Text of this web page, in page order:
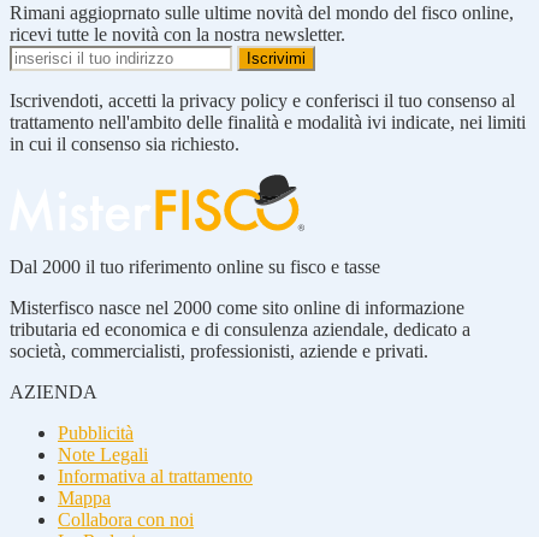
Rimani aggioprnato sulle ultime novità del mondo del fisco online,
ricevi tutte le novità con la nostra newsletter.
Iscrivendoti, accetti la privacy policy e conferisci il tuo consenso al
trattamento nell'ambito delle finalità e modalità ivi indicate, nei limiti
in cui il consenso sia richiesto.
Dal 2000 il tuo riferimento online su fisco e tasse
Misterfisco nasce nel 2000 come sito online di informazione
tributaria ed economica e di consulenza aziendale, dedicato a
società, commercialisti, professionisti, aziende e privati.
AZIENDA
Pubblicità
Note Legali
Informativa al trattamento
Mappa
Collabora con noi